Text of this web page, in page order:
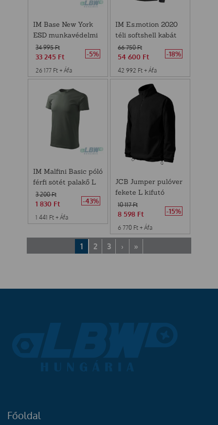
IM Base New York
ESD munkavédelmi
cipő S1PS 40
34 995Ft
33 245 Ft
26 177 Ft + Áfa
-5%
IM E.s.motion 2020
téli softshell kabát
férfi fekete-sárga
2XL Engelbert
Strauss
66 750Ft
54 600 Ft
42 992 Ft + Áfa
-18%
IM Malfini Basic póló
férfi sötét palakő L
3 200Ft
1 830 Ft
1 441 Ft + Áfa
-43%
JCB Jumper pulóver
fekete L kifutó
10 117Ft
8 598 Ft
6 770 Ft + Áfa
-15%
1 2 3 › »
Főoldal